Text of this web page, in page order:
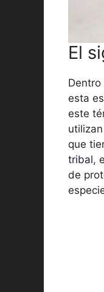
El
esta
este
que
tribal,
de